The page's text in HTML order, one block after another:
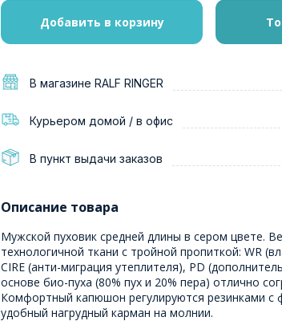
Добавить в корзину
В магазине RALF RINGER
Курьером домой / в офис
В пункт выдачи заказов
Описание товара
Мужской пуховик средней длины в сером цвете.
технологичной ткани с тройной пропиткой: WR
CIRE (анти-миграция утеплителя), PD
основе био-пуха (80% пух и 20% пера) отлично
Комфортный капюшон регулируются резинками с
удобный нагрудный карман на молнии.